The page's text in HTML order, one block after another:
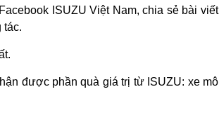
ISUZU Việt Nam, chia sẻ bài viết
tác.
được phần quà giá trị từ ISUZU: xe mô